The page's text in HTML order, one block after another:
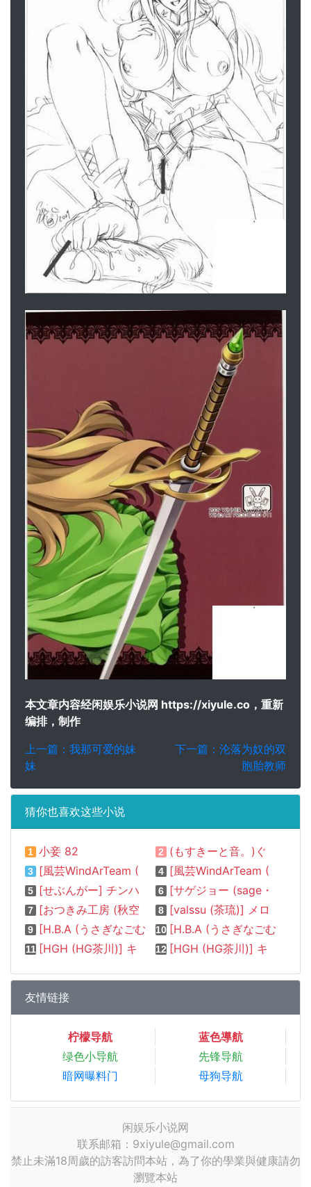
本文章内容经闲娱乐小说网 https://xiyule.co，重新
编排，制作
上一篇：我那可爱的妹
妹
下一篇：沦落为奴的双
胞胎教师
猜你也喜欢这些小说
1 小妾 82 2 (もすきーと音。)ぐれーともす-清楚彼女、墮ちる。
3 [風芸WindArTeam (WindArt)] 一心同體 (聖剣の刀鍛冶) 4 [風芸WindArTeam (WindArt)] ご奉仕艦ベルファスト (アズールレーン)
5 [せぶんがー] チンハメ爭奪トーナメント (コミックホットミルク 2022年9月號) 6 [サゲジョー (sage・ジョー)] オナホ販売員のお仕事は大変です!
7 [おつきみ工房 (秋空もみぢ)] 家事代行を頼んだら JKが來たので 追加で色々お願いして 8 [valssu (茶琉)] メロンが超振動!R17 (テイルズオブジアビス)
9 [H.B.A (うさぎなごむ)] 悠久の娼エルフ2「憧憬」 10 [H.B.A (うさぎなごむ)] 悠久の娼エルフ4「夢幻」中編
11 [HGH (HG茶川)] キミはやさしく寢取られる 12 [HGH (HG茶川)] キミはやさしく寢取られる2 [
友情链接
柠檬导航
蓝色導航
绿色小导航
先锋导航
暗网曝料门
母狗导航
闲娱乐小说网
联系邮箱：9xiyule@gmail.com
禁止未滿18周歲的訪客訪問本站，為了你的學業與健康請勿
瀏覽本站